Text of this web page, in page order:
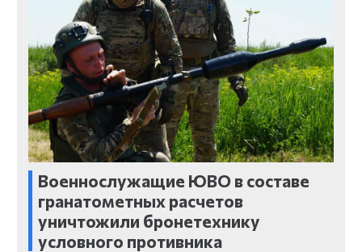
Военнослужащие ЮВО в составе
гранатометных расчетов
уничтожили бронетехнику
условного противника